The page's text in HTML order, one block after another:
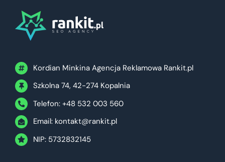
Kordian Minkina Agencja Reklamowa Rankit.pl
Szkolna 74, 42-274 Kopalnia
Telefon: +48 532 003 560
Email: kontakt@rankit.pl
NIP: 5732832145